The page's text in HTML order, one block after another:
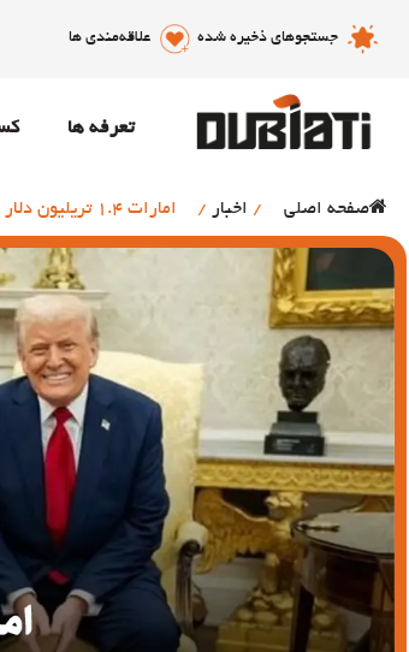
جستجوهای ذخیره شده علاقه‌مندی ها
تعرفه ها
صفحه اصلی / اخبار / امارات 1.4 تریلیون دلار در آمریکا سرمایه گذاری می کند